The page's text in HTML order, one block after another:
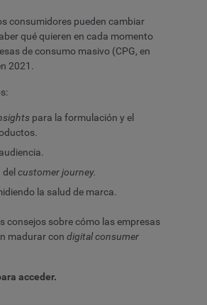
consumidores pueden cambiar
qué quieren en cada momento
de consumo masivo (CPG, en
2021.
para la formulación y el
delcustomer journey.
la salud de marca.
consejos sobre cómo las empresas
madurar con digital consumer
acceder.